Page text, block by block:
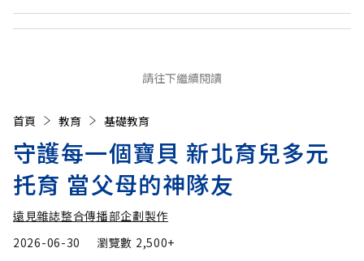
請往下繼續閱讀
首頁 教育 基礎教育
守護每一個寶貝 新北育兒多元
托育 當父母的神隊友
遠見雜誌整合傳播部企劃製作
2026-06-30
瀏覽數 2,500+